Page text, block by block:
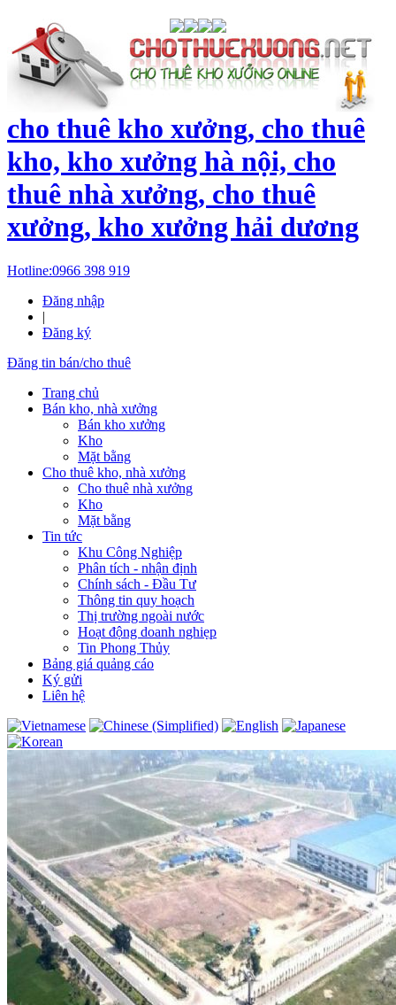
cho thuê kho xưởng, cho thuê
kho, kho xưởng hà nội, cho
thuê nhà xưởng, cho thuê
xưởng, kho xưởng hải dương
Hotline:0966 398 919
Đăng nhập
|
Đăng ký
Đăng tin bán/cho thuê
Trang chủ
Bán kho, nhà xưởng
Bán kho xưởng
Kho
Mặt bằng
Cho thuê kho, nhà xưởng
Cho thuê nhà xưởng
Kho
Mặt bằng
Tin tức
Khu Công Nghiệp
Phân tích - nhận định
Chính sách - Đầu Tư
Thông tin quy hoạch
Thị trường ngoài nước
Hoạt động doanh nghiẹp
Tin Phong Thủy
Bảng giá quảng cáo
Ký gửi
Liên hệ